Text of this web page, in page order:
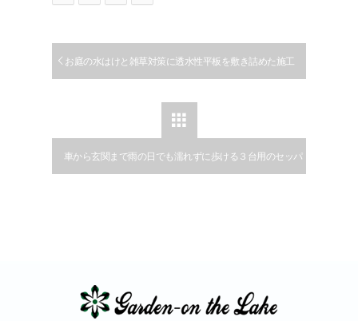
お庭の水はけと雑草対策に透水性平板を敷き詰めた施工

車から玄関まで雨の日でも濡れずに歩ける３台用のセッパ